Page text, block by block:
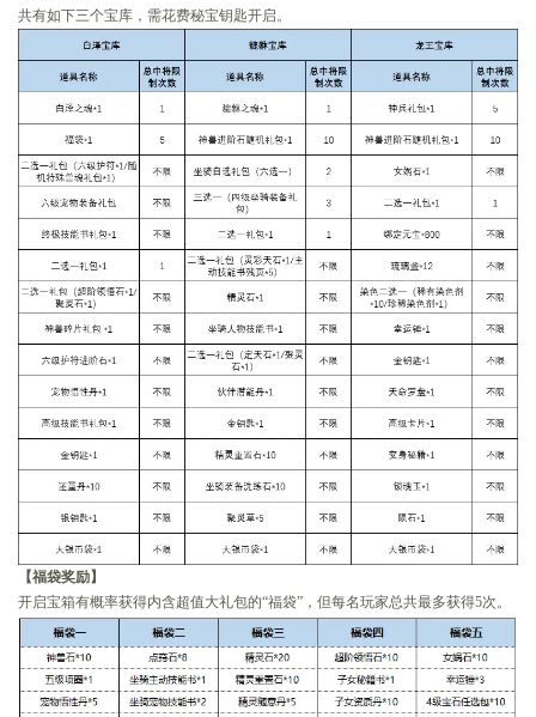
共有如下三个宝库，需花费秘宝钥匙开启。
【福袋奖励】
开启宝箱有概率获得内含超值大礼包的“福袋”，但每名玩家总共最多获得5次。